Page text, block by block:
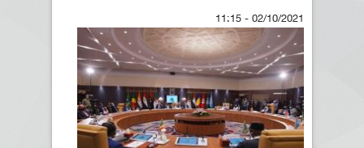
02/10/2021 - 11:15